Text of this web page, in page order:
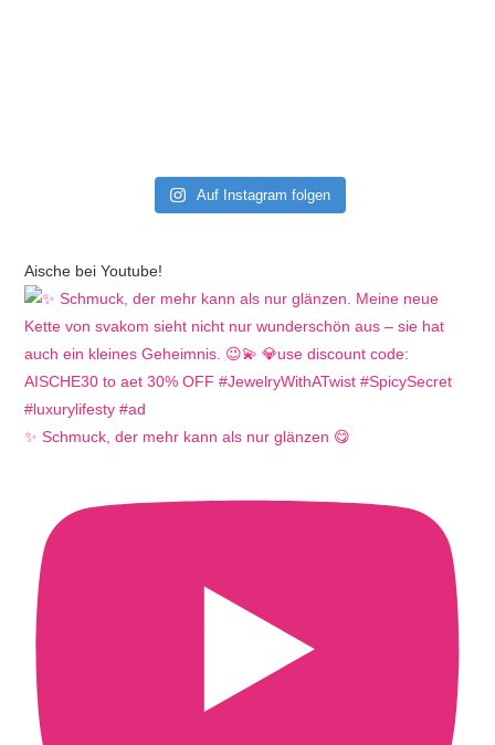
Auf Instagram folgen
Aische bei Youtube!
✨ Schmuck, der mehr kann als nur glänzen 😋